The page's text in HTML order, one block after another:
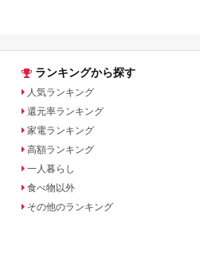
ランキングから探す
人気ランキング
還元率ランキング
家電ランキング
高額ランキング
一人暮らし
食べ物以外
その他のランキング